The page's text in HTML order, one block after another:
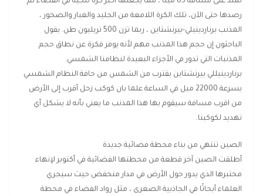
رصدها حتى الآن، تلك الكرة اللامعة من الجليد والغبار والصخور ،
المذنب برناردينيلي-بيرنشتاين ، ربما تزن 500 تريليون طن. يقول
الباحثون إن حجم هذا المذنب مهم لأنه يوفر فكرة عن نطاق حجم
المذنبات التي تدور في الأجزاء البعيدة لنظامنا الشمسي.
برناردينيللي بيرنشتاين يقترب من الشمس من حافة النظام الشمسي
بسرعة 22000 ميل في الساعة علما بان كوكب زحل أقرب إلى الأرض
من اقرب مسافة سيقوم بها هذا المذنب ما يعني بأنه لا يشكل أي
تهديد لكوكبنا.
الصين تنتهي من بناء محطة فضائية جديدة
أطلقت الصين آخر قطعة من محطتها الفضائية في أكتوبر لإنهاء
مختبرها الذي يدور حول الأرض في مدار منخفض حيث سيجري
العلماء أبحاثًا في الجاذبية الصغرى ، مثل رواد الفضاء في محطة